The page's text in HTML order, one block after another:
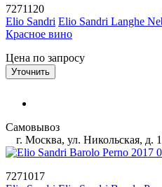
7271120
Elio Sandri Elio Sandri Langhe
Красное вино
Цена по запросу
Уточнить
Самовывоз
г. Москва, ул. Никольская, д.
7271017